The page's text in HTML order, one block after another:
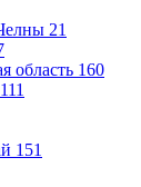
21
область 160
111
151